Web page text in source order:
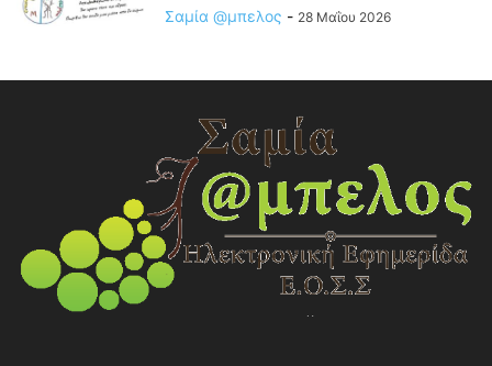
Σαμία @μπελος - 28 Μαΐου 2026